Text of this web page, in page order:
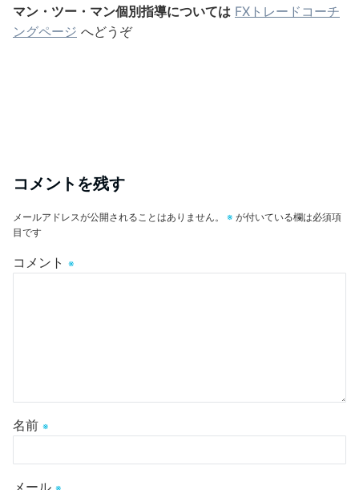
マン・ツー・マン個別指導については FXトレードコーチ
ングページ へどうぞ
コメントを残す
メールアドレスが公開されることはありません。 ※ が付いている欄は必須項
目です
コメント ※
名前 ※